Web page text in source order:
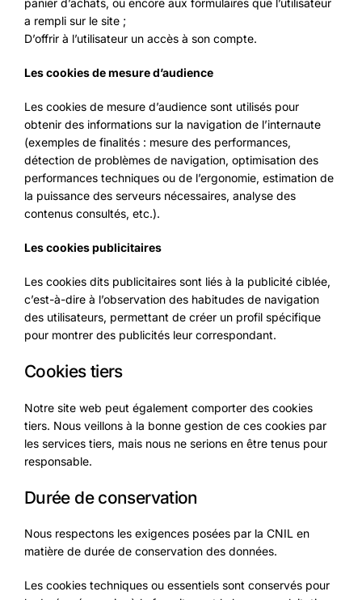
panier d’achats, ou encore aux formulaires que l’utilisateur
a rempli sur le site ;
D’offrir à l’utilisateur un accès à son compte.
Les cookies de mesure d’audience
Les cookies de mesure d’audience sont utilisés pour
obtenir des informations sur la navigation de l’internaute
(exemples de finalités : mesure des performances,
détection de problèmes de navigation, optimisation des
performances techniques ou de l’ergonomie, estimation de
la puissance des serveurs nécessaires, analyse des
contenus consultés, etc.).
Les cookies publicitaires
Les cookies dits publicitaires sont liés à la publicité ciblée,
c’est-à-dire à l’observation des habitudes de navigation
des utilisateurs, permettant de créer un profil spécifique
pour montrer des publicités leur correspondant.
Cookies tiers
Notre site web peut également comporter des cookies
tiers. Nous veillons à la bonne gestion de ces cookies par
les services tiers, mais nous ne serions en être tenus pour
responsable.
Durée de conservation
Nous respectons les exigences posées par la CNIL en
matière de durée de conservation des données.
Les cookies techniques ou essentiels sont conservés pour